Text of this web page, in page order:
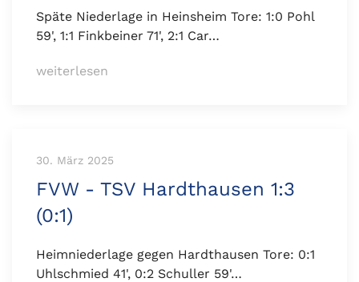
Späte Niederlage in Heinsheim Tore: 1:0 Pohl
59', 1:1 Finkbeiner 71', 2:1 Car…
weiterlesen
30. März 2025
FVW - TSV Hardthausen 1:3
(0:1)
Heimniederlage gegen Hardthausen Tore: 0:1
Uhlschmied 41', 0:2 Schuller 59'…